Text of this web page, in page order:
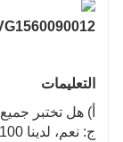
التعليمات
أ) هل تختبر
ج: نعم، لدينا 100% اختبار قبل التسليم